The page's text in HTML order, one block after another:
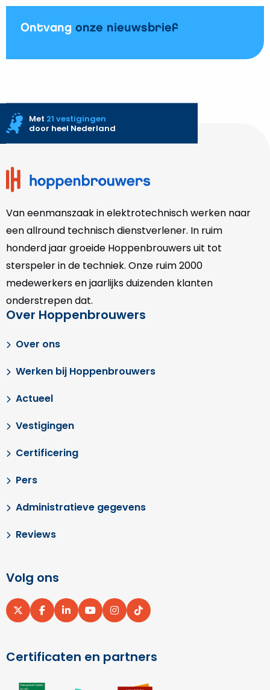
die je al
hebtOntvang onze nieuwsbrief
Site
Met 21 vestigingen
door heel Nederland
Van eenmanszaak in elektrotechnisch werken naar
een allround technisch dienstverlener. In ruim
honderd jaar groeide Hoppenbrouwers uit tot
sterspeler in de techniek. Onze ruim 2000
medewerkers en jaarlijks duizenden klanten
onderstrepen dat.
Over Hoppenbrouwers
Over ons
Werken bij Hoppenbrouwers
Actueel
Vestigingen
Certificering
Pers
Administratieve gegevens
Reviews
Volg ons
Ga
Ga
Ga
Ga
Ga
Ga
Certificaten en partners